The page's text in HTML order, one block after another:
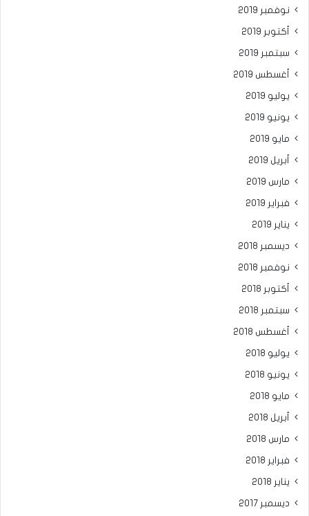
نوفمبر 2019
أكتوبر 2019
سبتمبر 2019
أغسطس 2019
يوليو 2019
يونيو 2019
مايو 2019
أبريل 2019
مارس 2019
فبراير 2019
يناير 2019
ديسمبر 2018
نوفمبر 2018
أكتوبر 2018
سبتمبر 2018
أغسطس 2018
يوليو 2018
يونيو 2018
مايو 2018
أبريل 2018
مارس 2018
فبراير 2018
يناير 2018
ديسمبر 2017